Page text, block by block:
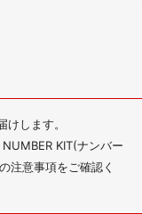
します。
KIT(ナンバー
注意事項をご確認く